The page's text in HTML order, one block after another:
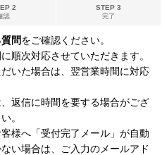
2
認
STEP 3
完了
問をご確認ください。
順次対応させていただきます。
いた場合は、翌営業時間に対応
返信に時間を要する場合がござ
。
様へ「受付完了メール」が自動
い場合は、ご入力のメールアド